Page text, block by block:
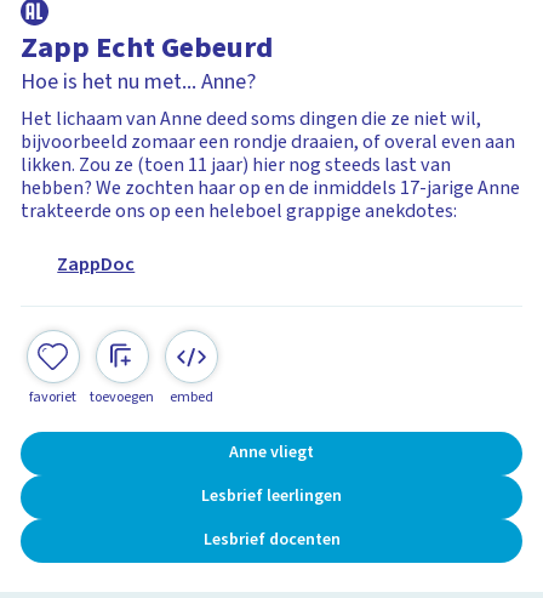
Zapp Echt Gebeurd
Hoe is het nu met... Anne?
Het lichaam van Anne deed soms dingen die ze niet wil,
bijvoorbeeld zomaar een rondje draaien, of overal even aan
likken. Zou ze (toen 11 jaar) hier nog steeds last van
hebben? We zochten haar op en de inmiddels 17-jarige Anne
trakteerde ons op een heleboel grappige anekdotes:
ZappDoc
favoriet toevoegen embed
Anne vliegt
Lesbrief leerlingen
Lesbrief docenten